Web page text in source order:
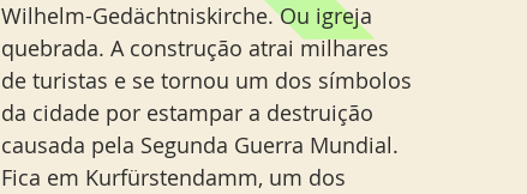
Wilhelm-Gedächtniskirche. Ou igreja
quebrada. A construção atrai milhares
de turistas e se tornou um dos símbolos
da cidade por estampar a destruição
causada pela Segunda Guerra Mundial.
Fica em Kurfürstendamm, um dos